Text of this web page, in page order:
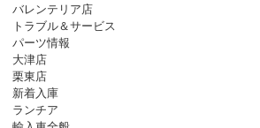
バレンテリア店
トラブル＆サービス
パーツ情報
大津店
栗東店
新着入庫
ランチア